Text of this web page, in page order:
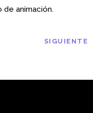
animación.
SIGUIENTE